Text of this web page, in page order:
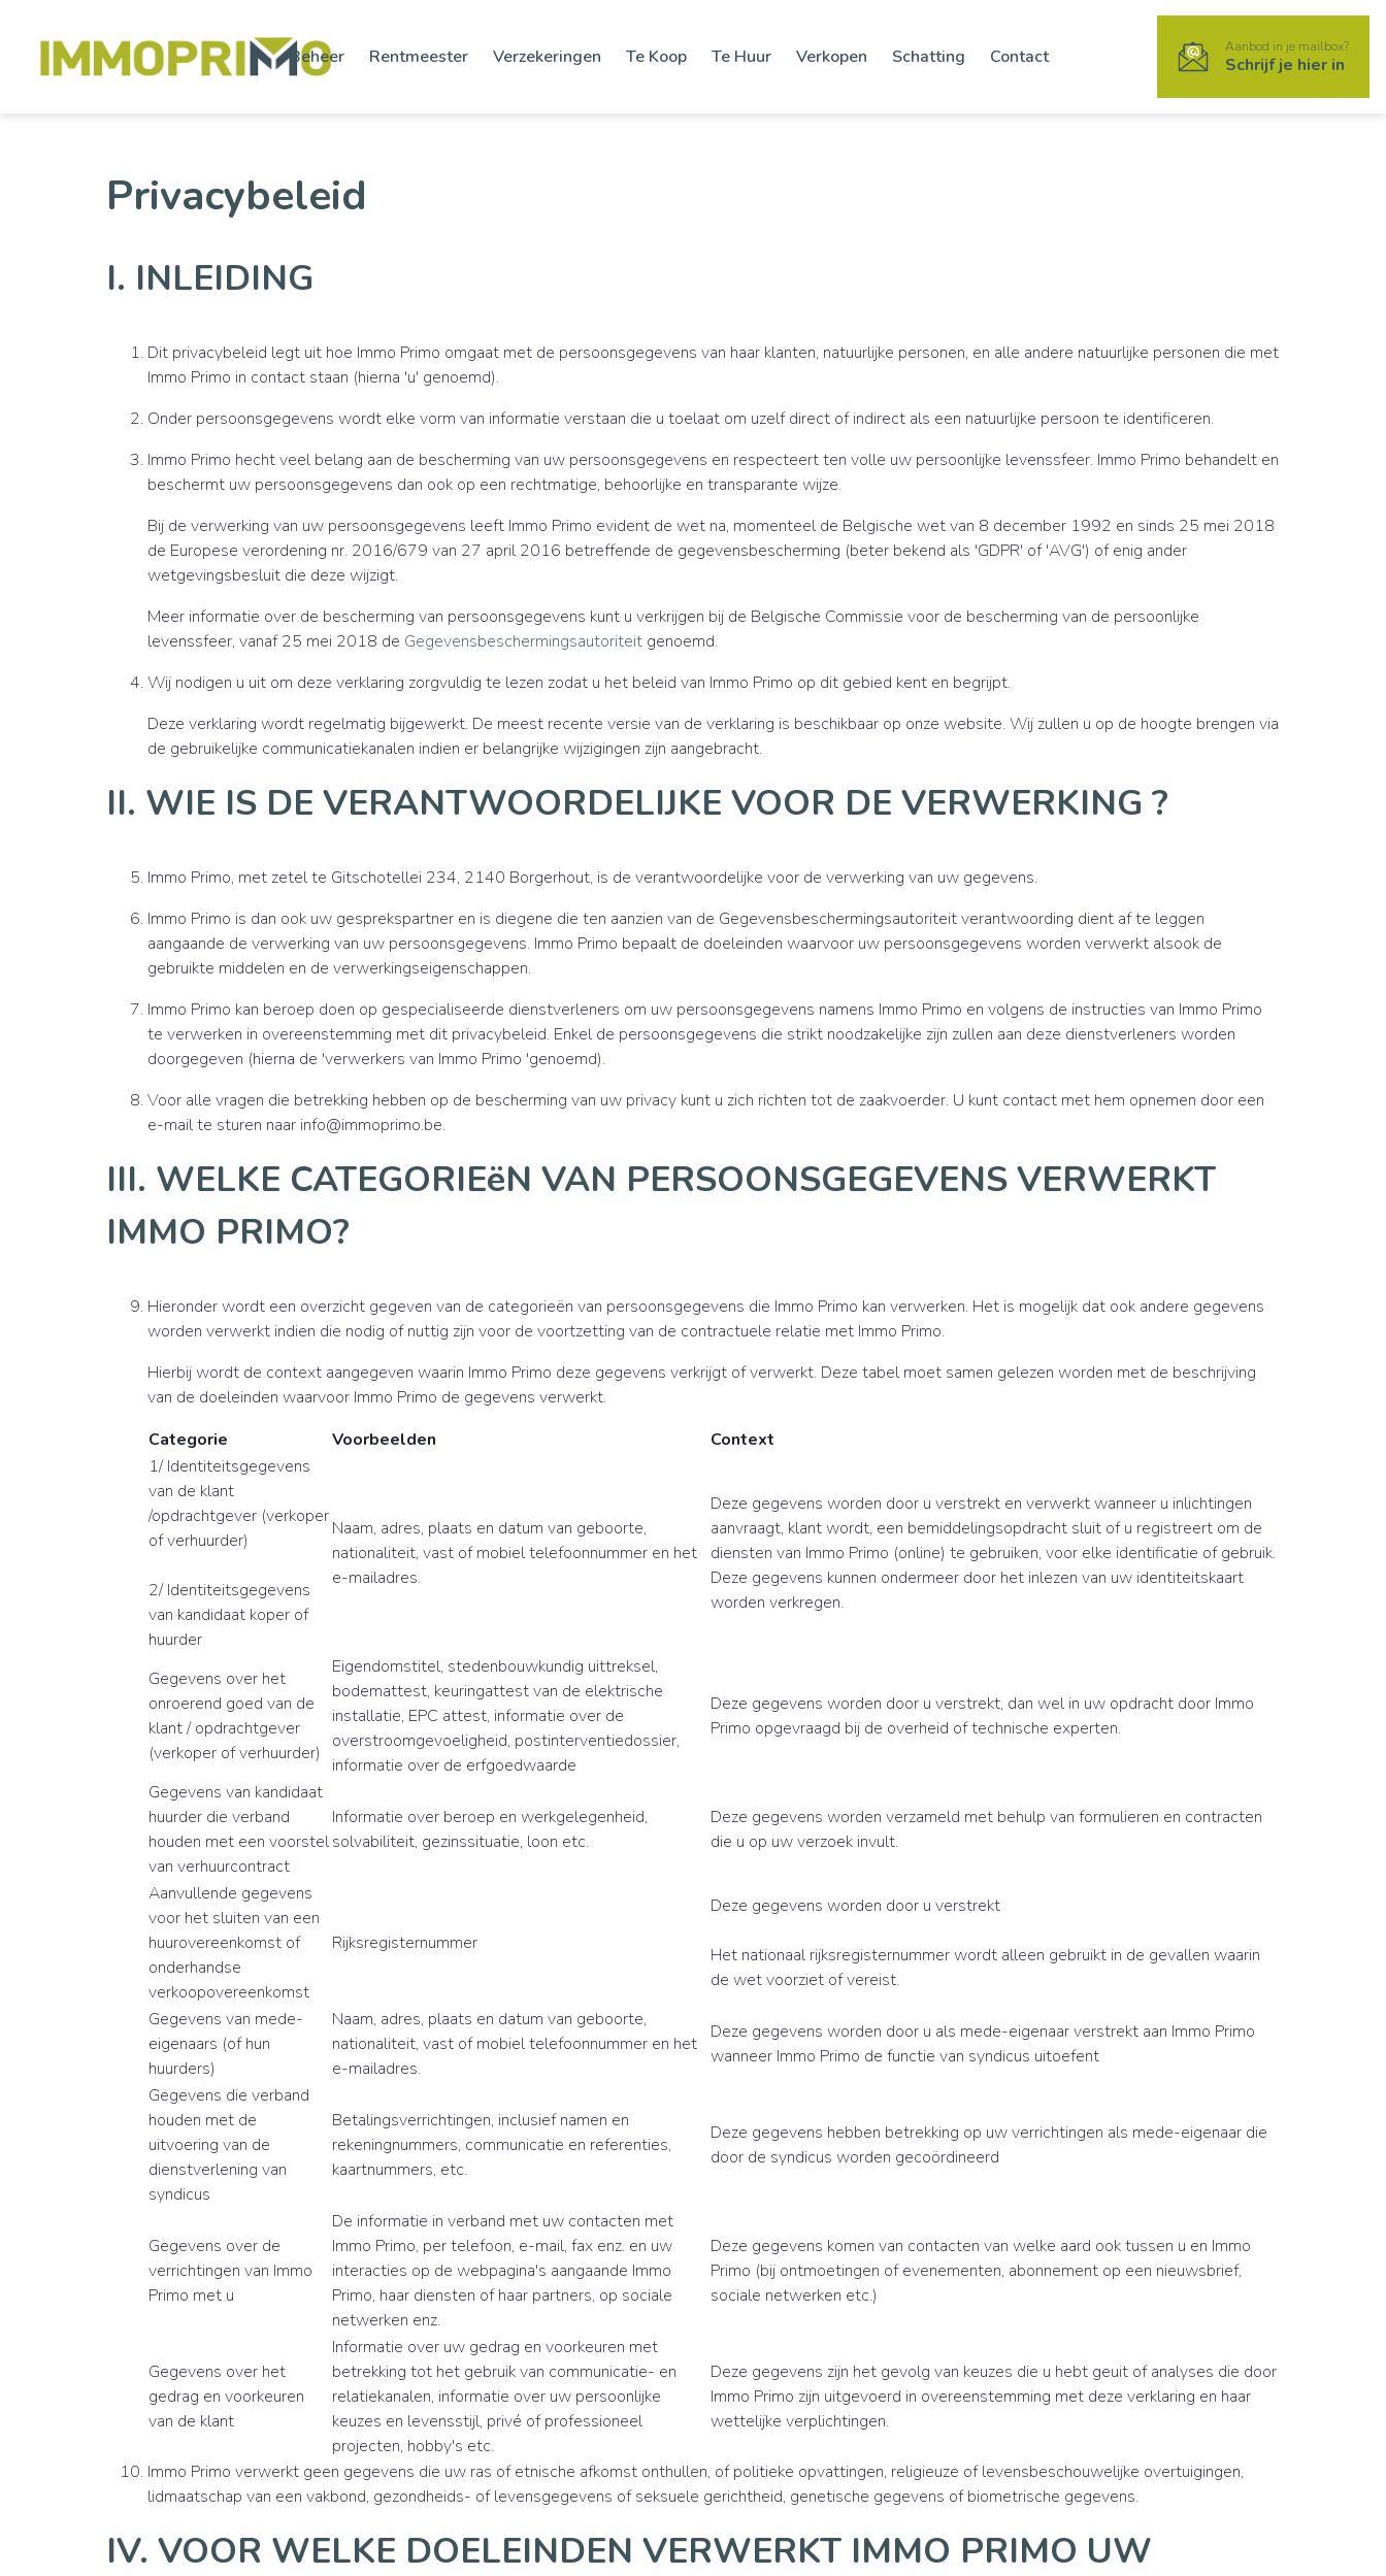
Beheer Rentmeester Verzekeringen Te Koop Te Huur Verkopen Schatting Contact Aanbod in je mailbox?
Schrijf je hier in
Privacybeleid
I. INLEIDING
Dit privacybeleid legt uit hoe Immo Primo omgaat met de persoonsgegevens van haar klanten, natuurlijke personen, en alle andere natuurlijke personen die met
Immo Primo in contact staan (hierna 'u' genoemd).
Onder persoonsgegevens wordt elke vorm van informatie verstaan die u toelaat om uzelf direct of indirect als een natuurlijke persoon te identificeren.
Immo Primo hecht veel belang aan de bescherming van uw persoonsgegevens en respecteert ten volle uw persoonlijke levenssfeer. Immo Primo behandelt en
beschermt uw persoonsgegevens dan ook op een rechtmatige, behoorlijke en transparante wijze.
Bij de verwerking van uw persoonsgegevens leeft Immo Primo evident de wet na, momenteel de Belgische wet van 8 december 1992 en sinds 25 mei 2018
de Europese verordening nr. 2016/679 van 27 april 2016 betreffende de gegevensbescherming (beter bekend als 'GDPR' of 'AVG') of enig ander
wetgevingsbesluit die deze wijzigt.
Meer informatie over de bescherming van persoonsgegevens kunt u verkrijgen bij de Belgische Commissie voor de bescherming van de persoonlijke
levenssfeer, vanaf 25 mei 2018 de Gegevensbeschermingsautoriteit genoemd.
Wij nodigen u uit om deze verklaring zorgvuldig te lezen zodat u het beleid van Immo Primo op dit gebied kent en begrijpt.
Deze verklaring wordt regelmatig bijgewerkt. De meest recente versie van de verklaring is beschikbaar op onze website. Wij zullen u op de hoogte brengen via
de gebruikelijke communicatiekanalen indien er belangrijke wijzigingen zijn aangebracht.
II. WIE IS DE VERANTWOORDELIJKE VOOR DE VERWERKING ?
Immo Primo, met zetel te Gitschotellei 234, 2140 Borgerhout, is de verantwoordelijke voor de verwerking van uw gegevens.
Immo Primo is dan ook uw gesprekspartner en is diegene die ten aanzien van de Gegevensbeschermingsautoriteit verantwoording dient af te leggen
aangaande de verwerking van uw persoonsgegevens. Immo Primo bepaalt de doeleinden waarvoor uw persoonsgegevens worden verwerkt alsook de
gebruikte middelen en de verwerkingseigenschappen.
Immo Primo kan beroep doen op gespecialiseerde dienstverleners om uw persoonsgegevens namens Immo Primo en volgens de instructies van Immo Primo
te verwerken in overeenstemming met dit privacybeleid. Enkel de persoonsgegevens die strikt noodzakelijke zijn zullen aan deze dienstverleners worden
doorgegeven (hierna de 'verwerkers van Immo Primo 'genoemd).
Voor alle vragen die betrekking hebben op de bescherming van uw privacy kunt u zich richten tot de zaakvoerder. U kunt contact met hem opnemen door een
e-mail te sturen naar info@immoprimo.be.
III. WELKE CATEGORIEëN VAN PERSOONSGEGEVENS VERWERKT
IMMO PRIMO?
Hieronder wordt een overzicht gegeven van de categorieën van persoonsgegevens die Immo Primo kan verwerken. Het is mogelijk dat ook andere gegevens
worden verwerkt indien die nodig of nuttig zijn voor de voortzetting van de contractuele relatie met Immo Primo.
Hierbij wordt de context aangegeven waarin Immo Primo deze gegevens verkrijgt of verwerkt. Deze tabel moet samen gelezen worden met de beschrijving
van de doeleinden waarvoor Immo Primo de gegevens verwerkt.
Categorie
Voorbeelden
Context
1/ Identiteitsgegevens
van de klant
/opdrachtgever (verkoper
of verhuurder)
2/ Identiteitsgegevens
van kandidaat koper of
huurder
Naam, adres, plaats en datum van geboorte,
nationaliteit, vast of mobiel telefoonnummer en het
e-mailadres.
Deze gegevens worden door u verstrekt en verwerkt wanneer u inlichtingen
aanvraagt, klant wordt, een bemiddelingsopdracht sluit of u registreert om de
diensten van Immo Primo (online) te gebruiken, voor elke identificatie of gebruik.
Deze gegevens kunnen ondermeer door het inlezen van uw identiteitskaart
worden verkregen.
Gegevens over het
onroerend goed van de
klant / opdrachtgever
(verkoper of verhuurder)
Eigendomstitel, stedenbouwkundig uittreksel,
bodemattest, keuringattest van de elektrische
installatie, EPC attest, informatie over de
overstroomgevoeligheid, postinterventiedossier,
informatie over de erfgoedwaarde
Deze gegevens worden door u verstrekt, dan wel in uw opdracht door Immo
Primo opgevraagd bij de overheid of technische experten.
Gegevens van kandidaat
huurder die verband
houden met een voorstel
van verhuurcontract
Informatie over beroep en werkgelegenheid,
solvabiliteit, gezinssituatie, loon etc.
Deze gegevens worden verzameld met behulp van formulieren en contracten
die u op uw verzoek invult.
Aanvullende gegevens
voor het sluiten van een
huurovereenkomst of
onderhandse
verkoopovereenkomst
Rijksregisternummer
Deze gegevens worden door u verstrekt
Het nationaal rijksregisternummer wordt alleen gebruikt in de gevallen waarin
de wet voorziet of vereist.
Gegevens van mede-
eigenaars (of hun
huurders)
Naam, adres, plaats en datum van geboorte,
nationaliteit, vast of mobiel telefoonnummer en het
e-mailadres.
Deze gegevens worden door u als mede-eigenaar verstrekt aan Immo Primo
wanneer Immo Primo de functie van syndicus uitoefent
Gegevens die verband
houden met de
uitvoering van de
dienstverlening van
syndicus
Betalingsverrichtingen, inclusief namen en
rekeningnummers, communicatie en referenties,
kaartnummers, etc.
Deze gegevens hebben betrekking op uw verrichtingen als mede-eigenaar die
door de syndicus worden gecoördineerd
Gegevens over de
verrichtingen van Immo
Primo met u
De informatie in verband met uw contacten met
Immo Primo, per telefoon, e-mail, fax enz. en uw
interacties op de webpagina's aangaande Immo
Primo, haar diensten of haar partners, op sociale
netwerken enz.
Deze gegevens komen van contacten van welke aard ook tussen u en Immo
Primo (bij ontmoetingen of evenementen, abonnement op een nieuwsbrief,
sociale netwerken etc.)
Gegevens over het
gedrag en voorkeuren
van de klant
Informatie over uw gedrag en voorkeuren met
betrekking tot het gebruik van communicatie- en
relatiekanalen, informatie over uw persoonlijke
keuzes en levensstijl, privé of professioneel
projecten, hobby's etc.
Deze gegevens zijn het gevolg van keuzes die u hebt geuit of analyses die door
Immo Primo zijn uitgevoerd in overeenstemming met deze verklaring en haar
wettelijke verplichtingen.
Immo Primo verwerkt geen gegevens die uw ras of etnische afkomst onthullen, of politieke opvattingen, religieuze of levensbeschouwelijke overtuigingen,
lidmaatschap van een vakbond, gezondheids- of levensgegevens of seksuele gerichtheid, genetische gegevens of biometrische gegevens.
IV. VOOR WELKE DOELEINDEN VERWERKT IMMO PRIMO UW